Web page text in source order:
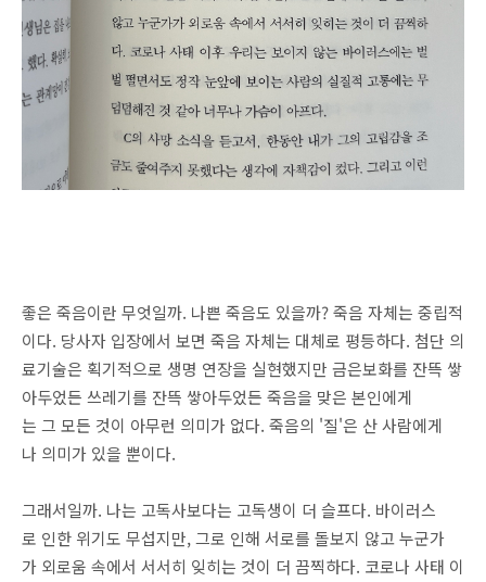
좋은 죽음이란 무엇일까. 나쁜 죽음도 있을까? 죽음 자체는 중립적
이다. 당사자 입장에서 보면 죽음 자체는 대체로 평등하다. 첨단 의
료기술은 획기적으로 생명 연장을 실현했지만 금은보화를 잔뜩 쌓
아두었든 쓰레기를 잔뜩 쌓아두었든 죽음을 맞은 본인에게
는 그 모든 것이 아무런 의미가 없다. 죽음의 '질'은 산 사람에게
나 의미가 있을 뿐이다.
그래서일까. 나는 고독사보다는 고독생이 더 슬프다. 바이러스
로 인한 위기도 무섭지만, 그로 인해 서로를 돌보지 않고 누군가
가 외로움 속에서 서서히 잊히는 것이 더 끔찍하다. 코로나 사태 이